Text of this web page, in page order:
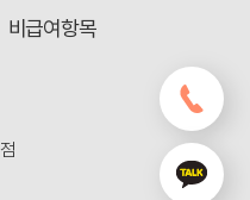
비급여항목